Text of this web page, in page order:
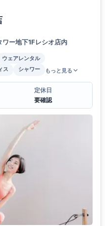
ー地下1Fレシオ店内
ウェアレンタル
ス シャワー もっと見る
定休日
要確認